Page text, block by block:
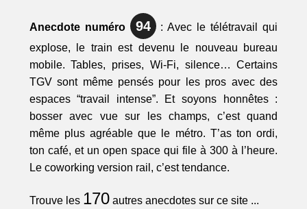
Anecdote numéro 94 : Avec le télétravail qui
explose, le train est devenu le nouveau bureau
mobile. Tables, prises, Wi-Fi, silence… Certains
TGV sont même pensés pour les pros avec des
espaces “travail intense”. Et soyons honnêtes :
bosser avec vue sur les champs, c’est quand
même plus agréable que le métro. T’as ton ordi,
ton café, et un open space qui file à 300 à l’heure.
Le coworking version rail, c’est tendance.
Trouve les 170autres anecdotes sur ce site ...